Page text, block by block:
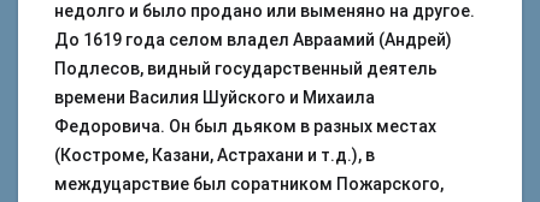
недолго и было продано или выменяно на другое.
До 1619 года селом владел Авраамий (Андрей)
Подлесов, видный государственный деятель
времени Василия Шуйского и Михаила
Федоровича. Он был дьяком в разных местах
(Костроме, Казани, Астрахани и т.д.), в
междуцарствие был соратником Пожарского,